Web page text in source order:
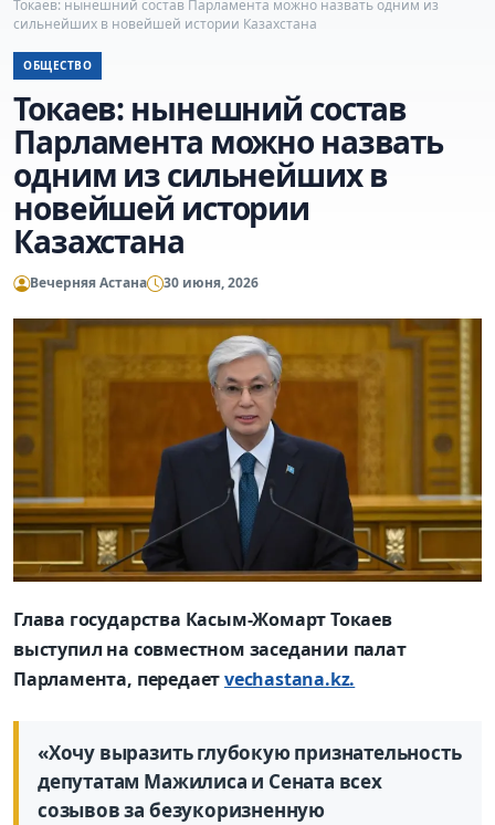
Токаев: нынешний состав Парламента можно назвать одним из
сильнейших в новейшей истории Казахстана
ОБЩЕСТВО
Токаев: нынешний состав
Парламента можно назвать
одним из сильнейших в
новейшей истории
Казахстана
Вечерняя Астана 30 июня, 2026
Глава государства Касым-Жомарт Токаев
выступил на совместном заседании палат
Парламента, передаетvechastana.kz.
«Хочу выразить глубокую признательность
депутатам Мажилиса и Сената всех
созывов за безукоризненную